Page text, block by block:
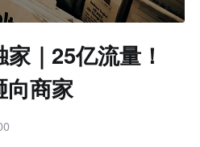
｜25亿流量！
向商家